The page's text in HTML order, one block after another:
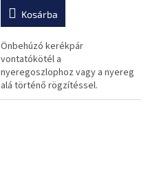
értékelése
0,0
csillag.
Kosárba
Önbehúzó kerékpár
vontatókötél a
nyeregoszlophoz vagy a nyereg
alá történő rögzítéssel.
Könnyen felcsatolható anélkül,